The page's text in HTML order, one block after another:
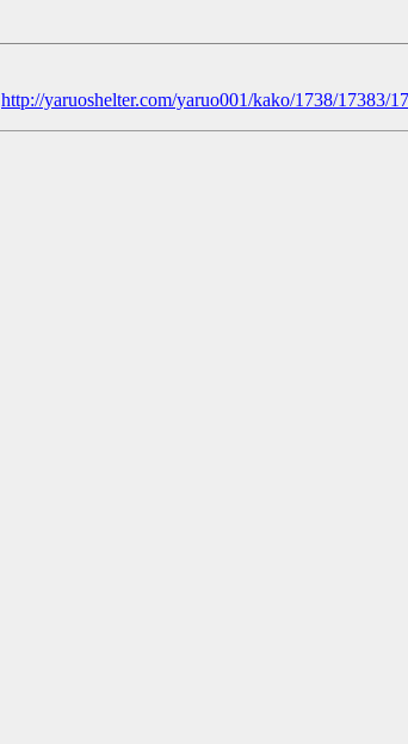
http://yaruoshelter.com/yaruo001/kako/1738/17383/